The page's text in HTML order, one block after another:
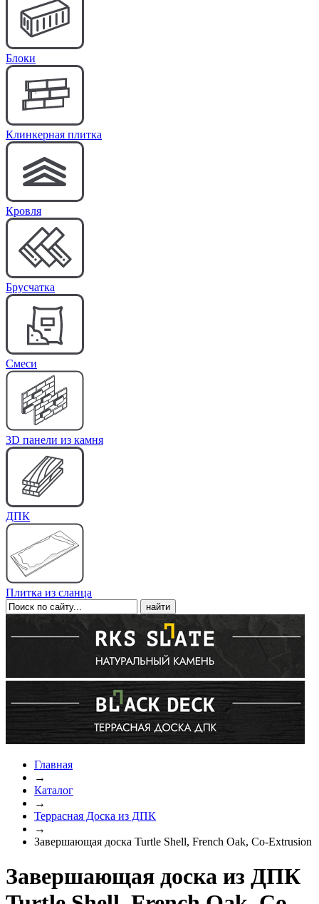
Блоки
Клинкерная плитка
Кровля
Брусчатка
Cмеси
3D панели из камня
ДПК
Плитка из сланца
Главная
→
Каталог
→
Террасная Доска из ДПК
→
Завершающая доска Turtle Shell, French Oak, Co-Extrusion
Завершающая доска из ДПК